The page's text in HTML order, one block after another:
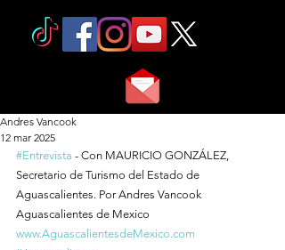
Andres Vancook
12 mar 2025
#Entrevista - Con MAURICIO GONZÁLEZ,
Secretario de Turismo del Estado de
Aguascalientes. Por Andres Vancook
Aguascalientes de Mexico
www.AguascalientesdeMexico.com